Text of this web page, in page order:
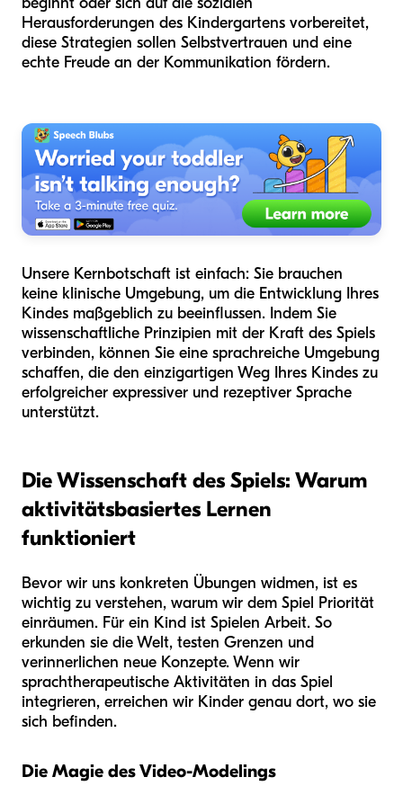
Herausforderungen des Kindergartens vorbereitet,
diese Strategien sollen Selbstvertrauen und eine
echte Freude an der Kommunikation fördern.
Unsere Kernbotschaft ist einfach: Sie brauchen
keine klinische Umgebung, um die Entwicklung Ihres
Kindes maßgeblich zu beeinflussen. Indem Sie
wissenschaftliche Prinzipien mit der Kraft des Spiels
verbinden, können Sie eine sprachreiche Umgebung
schaffen, die den einzigartigen Weg Ihres Kindes zu
erfolgreicher expressiver und rezeptiver Sprache
unterstützt.
Die Wissenschaft des Spiels: Warum
aktivitätsbasiertes Lernen
funktioniert
Bevor wir uns konkreten Übungen widmen, ist es
wichtig zu verstehen, warum wir dem Spiel Priorität
einräumen. Für ein Kind ist Spielen Arbeit. So
erkunden sie die Welt, testen Grenzen und
verinnerlichen neue Konzepte. Wenn wir
sprachtherapeutische Aktivitäten in das Spiel
integrieren, erreichen wir Kinder genau dort, wo sie
sich befinden.
Die Magie des Video-Modelings